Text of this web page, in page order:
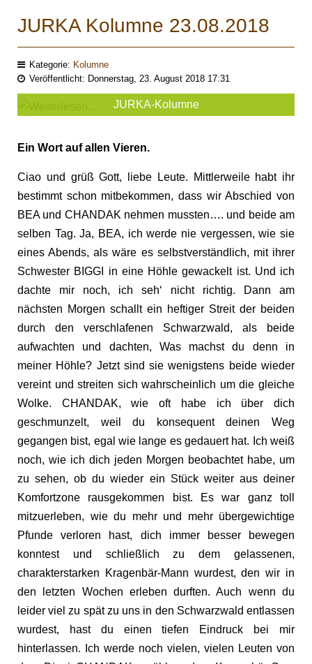
JURKA Kolumne 23.08.2018
Kategorie: Kolumne
Veröffentlicht: Donnerstag, 23. August 2018 17:31
JURKA-Kolumne
Ein Wort auf allen Vieren.
Ciao und grüß Gott, liebe Leute. Mittlerweile habt ihr
bestimmt schon mitbekommen, dass wir Abschied von
BEA und CHANDAK nehmen mussten…. und beide am
selben Tag. Ja, BEA, ich werde nie vergessen, wie sie
eines Abends, als wäre es selbstverständlich, mit ihrer
Schwester BIGGI in eine Höhle gewackelt ist. Und ich
dachte mir noch, ich seh‘ nicht richtig. Dann am
nächsten Morgen schallt ein heftiger Streit der beiden
durch den verschlafenen Schwarzwald, als beide
aufwachten und dachten, Was machst du denn in
meiner Höhle? Jetzt sind sie wenigstens beide wieder
vereint und streiten sich wahrscheinlich um die gleiche
Wolke. CHANDAK, wie oft habe ich über dich
geschmunzelt, weil du konsequent deinen Weg
gegangen bist, egal wie lange es gedauert hat. Ich weiß
noch, wie ich dich jeden Morgen beobachtet habe, um
zu sehen, ob du wieder ein Stück weiter aus deiner
Komfortzone rausgekommen bist. Es war ganz toll
mitzuerleben, wie du mehr und mehr übergewichtige
Pfunde verloren hast, dich immer besser bewegen
konntest und schließlich zu dem gelassenen,
charakterstarken Kragenbär-Mann wurdest, den wir in
den letzten Wochen erleben durften. Auch wenn du
leider viel zu spät zu uns in den Schwarzwald entlassen
wurdest, hast du einen tiefen Eindruck bei mir
hinterlassen. Ich werde noch vielen, vielen Leuten von